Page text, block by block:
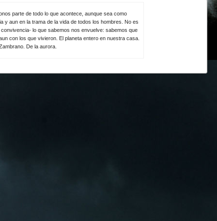
parte de todo lo que acontece, aunque sea como
y aun en la trama de la vida de todos los hombres. No es
lo que sabemos nos envuelve: sabemos que
con los que vivieron. El planeta entero en nuestra casa.
De la aurora.